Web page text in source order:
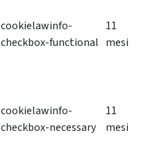
cookielawinfo-
checkbox-functional
11
mesi
cookielawinfo-
checkbox-necessary
11
mesi